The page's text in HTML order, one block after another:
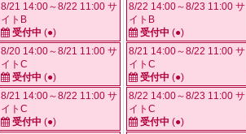
8/21 14:00～8/22 11:00 サ
イトB
受付中 (●)
8/20 14:00～8/21 11:00 サ
イトC
受付中 (●)
8/21 14:00～8/22 11:00 サ
イトC
受付中 (●)
8/22 14:00～8/23 11:00 サ
イトB
受付中 (●)
8/21 14:00～8/22 11:00 サ
イトC
受付中 (●)
8/22 14:00～8/23 11:00 サ
イトC
受付中 (●)